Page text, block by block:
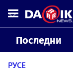
Последни
РУСЕ